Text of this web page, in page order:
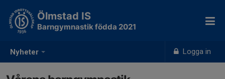
Nyheter Logga in
Ölmstad IS
Barngymnastik födda 2021